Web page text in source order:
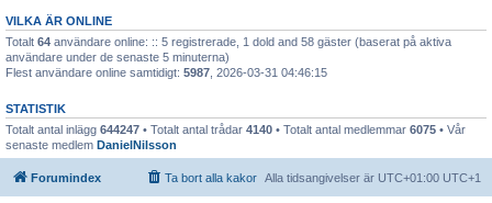
VILKA ÄR ONLINE
Totalt 64 användare online: :: 5 registrerade, 1 dold and 58 gäster (baserat på aktiva
användare under de senaste 5 minuterna)
Flest användare online samtidigt: 5987 , 2026-03-31 04:46:15
STATISTIK
Totalt antal inlägg 644247 • Totalt antal trådar 4140 • Totalt antal medlemmar 6075 • Vår
senaste medlem DanielNilsson
Forumindex Alla tidsangivelser är UTC+01:00 UTC+1
Ta bort alla kakor